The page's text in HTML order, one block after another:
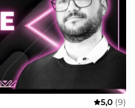
5,0 (9)